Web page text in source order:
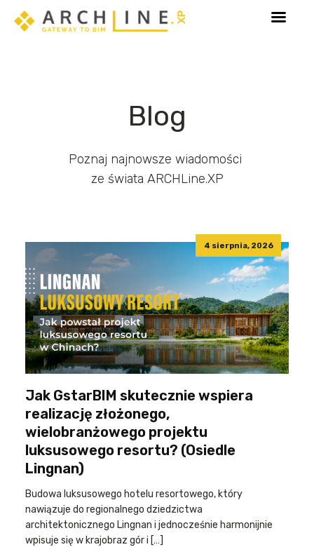
Poznaj Sketch Mode - tryb dedykowany edycji
Blog
Poznaj najnowsze wiadomości
ze świata ARCHLine.XP
4 sierpnia, 2026
Jak GstarBIM skutecznie wspiera
realizację złożonego,
wielobranżowego projektu
luksusowego resortu? (Osiedle
Lingnan)
Budowa luksusowego hotelu resortowego, który
nawiązuje do regionalnego dziedzictwa
architektonicznego Lingnan i jednocześnie harmonijnie
wpisuje się w krajobraz gór i […]